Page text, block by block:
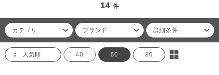
14 件
カテゴリ ブランド 詳細条件
人気順 40 60 80